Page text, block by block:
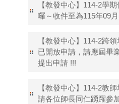
【教發中心】114-2學
囉～收件至為115年09
【教發中心】114-2跨
已開放申請，請應屆畢
提出申請 !!!
【教發中心】114-2教
請各位師長同仁踴躍參